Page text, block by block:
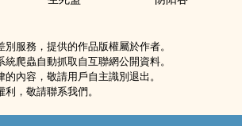
服務，提供的作品版權屬於作者。
爬蟲自動抓取自互聯網公開資料。
內容，敬請用戶自主識別退出。
，敬請聯系我們。